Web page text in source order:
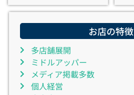
お店の特徴
多店舗展開
ミドルアッパー
メディア掲載多数
個人経営